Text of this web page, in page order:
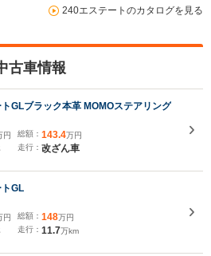
240エステートのカタログを見る
古車情報
GLブラック本革 MOMOステアリング
円
総額： 143.4万円
走行： 改ざん車
GL
円
総額： 148万円
走行： 11.7万km